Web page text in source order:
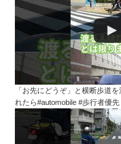
「お先にどうぞ」と横断歩道
れたら#automobile #歩行者優先